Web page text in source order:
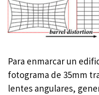
Para enmarcar un
fotograma de 35mm
lentes angulares,